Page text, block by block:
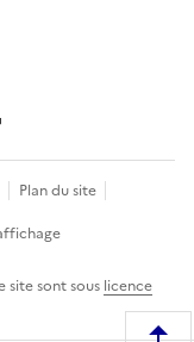
Plan du site
site sont sous licence